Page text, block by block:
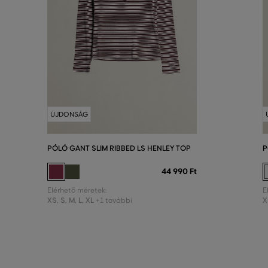
ÚJDONSÁG
PÓLÓ GANT SLIM RIBBED LS HENLEY TOP
44 990 Ft
Elérhető méretek:
XS S M L XL +1 további